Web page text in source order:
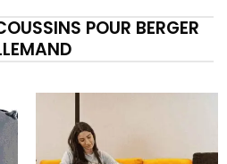
POUR BERGER